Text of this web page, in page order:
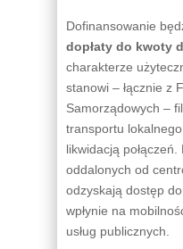
Dofinansowanie
dopłaty do kwoty
charakterze
stanowi – łącznie z
Samorządowych –
transportu
likwidacją
oddalonych od
odzyskają dostęp
wpłynie na
usług publicznych.